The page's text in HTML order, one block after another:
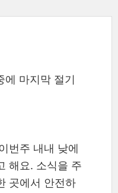
에 마지막 절기
번주 내내 낮에
해요. 소식을 주
곳에서 안전하